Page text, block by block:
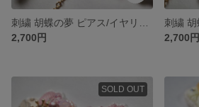
2,700円
2,700円
SOLD OUT